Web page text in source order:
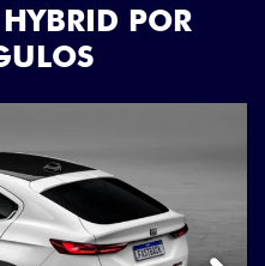
POR